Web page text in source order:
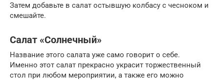
Затем добавьте в салат остывшую колбасу с чесноком и
смешайте.
Салат «Солнечный»
Название этого салата уже само говорит о себе.
Именно этот салат прекрасно украсит торжественный
стол при любом мероприятии, а также его можно